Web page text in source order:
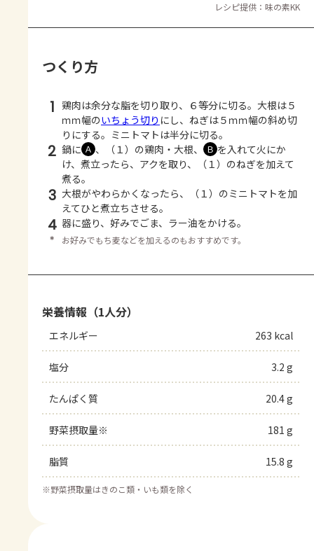
レシピ提供：味の素KK
つくり方
1 鶏肉は余分な脂を切り取り、６等分に切る。大根は５
ｍｍ幅のいちょう切り にし、ねぎは５ｍｍ幅の斜め切
りにする。ミニトマトは半分に切る。
2 鍋に Ａ 、（１）の鶏肉・大根、 Ｂ を入れて火にか
け、煮立ったら、アクを取り、（１）のねぎを加えて
煮る。
3 大根がやわらかくなったら、（１）のミニトマトを加
えてひと煮立ちさせる。
4 器に盛り、好みでごま、ラー油をかける。
＊ お好みでもち麦などを加えるのもおすすめです。
栄養情報（1人分）
エネルギー 263 kcal
塩分 3.2 g
たんぱく質 20.4 g
野菜摂取量※ 181 g
脂質 15.8 g
※野菜摂取量はきのこ類・いも類を除く